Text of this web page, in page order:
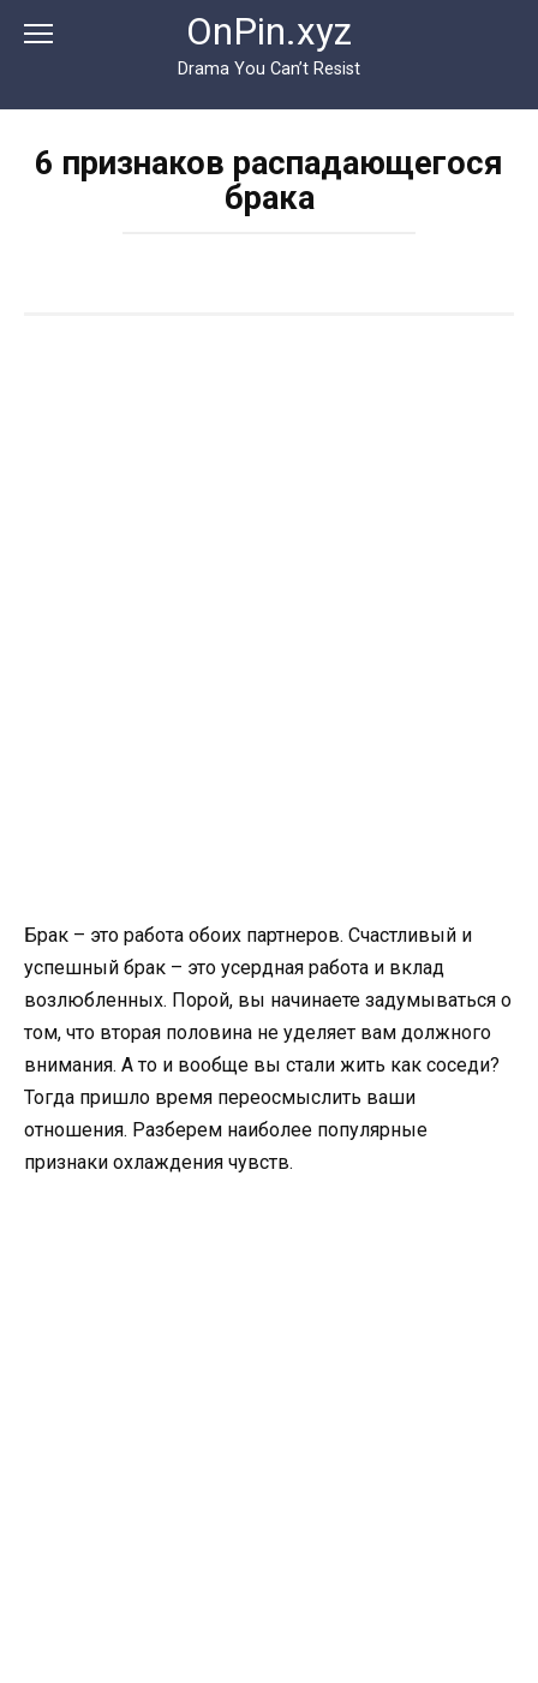
OnPin.xyz
Drama You Can’t Resist
6 признаков распадающегося
брака
Брак – это работа обоих партнеров. Счастливый и
успешный брак – это усердная работа и вклад
возлюбленных. Порой, вы начинаете задумываться о
том, что вторая половина не уделяет вам должного
внимания. А то и вообще вы стали жить как соседи?
Тогда пришло время переосмыслить ваши
отношения. Разберем наиболее популярные
признаки охлаждения чувств.